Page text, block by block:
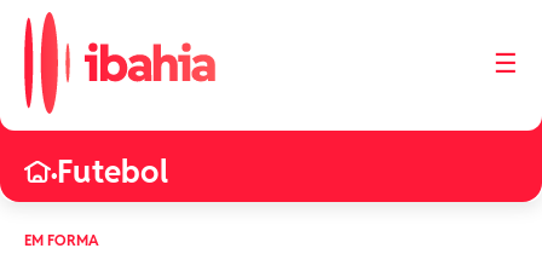
☰
•Futebol
EM FORMA